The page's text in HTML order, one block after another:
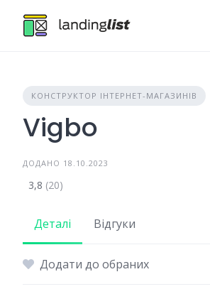
content
КОНСТРУКТОР ІНТЕРНЕТ-МАГАЗИНІВ
Vigbo
ДОДАНО 18.10.2023
3,8 (20)
Деталі Відгуки
Додати до обраних